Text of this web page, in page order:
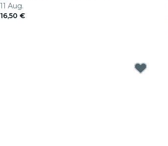
11 Aug.
16,50 €